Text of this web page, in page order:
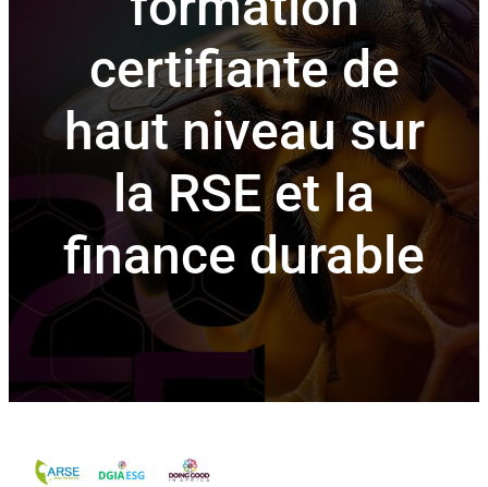
certifiante de
haut niveau sur
la RSE et la
finance durable